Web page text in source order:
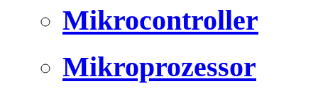
Mikrocontroller
Mikroprozessor